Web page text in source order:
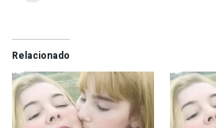
Relacionado